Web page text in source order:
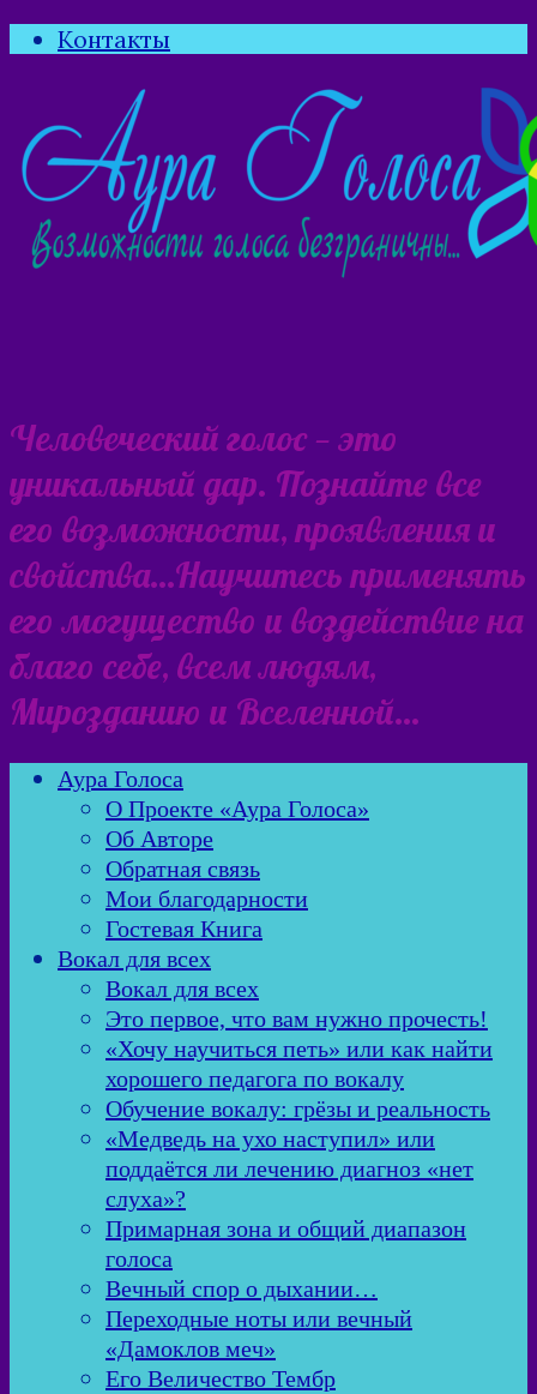
Контакты
Человеческий голос — это
уникальный дар. Познайте все
его возможности, проявления и
свойства…Научитесь применять
его могущество и воздействие на
благо себе, всем людям,
Мирозданию и Вселенной…
Аура Голоса
О Проекте «Аура Голоса»
Об Авторе
Обратная связь
Мои благодарности
Гостевая Книга
Вокал для всех
Вокал для всех
Это первое, что вам нужно прочесть!
«Хочу научиться петь» или как найти
хорошего педагога по вокалу
Обучение вокалу: грёзы и реальность
«Медведь на ухо наступил» или
поддаётся ли лечению диагноз «нет
слуха»?
Примарная зона и общий диапазон
голоса
Вечный спор о дыхании…
Переходные ноты или вечный
«Дамоклов меч»
Его Величество Тембр